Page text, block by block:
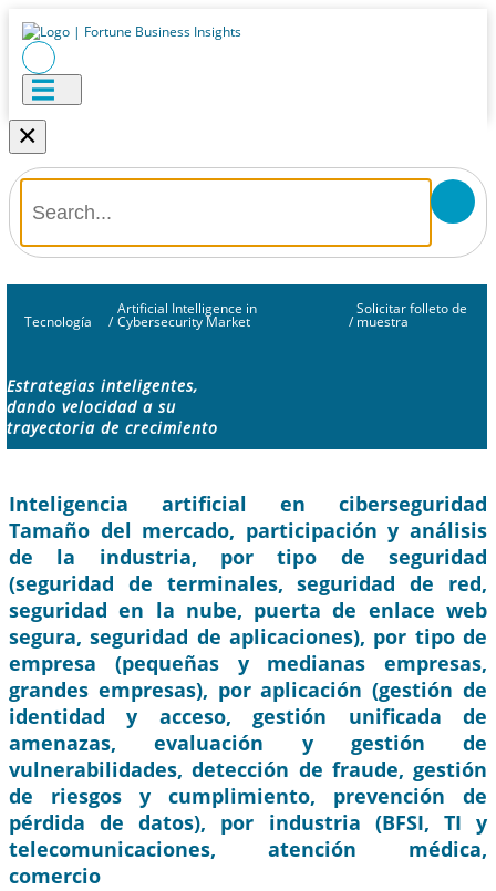
×
Tecnología /
Artificial Intelligence in
Cybersecurity Market /
Solicitar folleto de
muestra
Estrategias inteligentes,
dando velocidad a su
trayectoria de crecimiento
Inteligencia artificial en ciberseguridad
Tamaño del mercado, participación y análisis
de la industria, por tipo de seguridad
(seguridad de terminales, seguridad de red,
seguridad en la nube, puerta de enlace web
segura, seguridad de aplicaciones), por tipo de
empresa (pequeñas y medianas empresas,
grandes empresas), por aplicación (gestión de
identidad y acceso, gestión unificada de
amenazas, evaluación y gestión de
vulnerabilidades, detección de fraude, gestión
de riesgos y cumplimiento, prevención de
pérdida de datos), por industria (BFSI, TI y
telecomunicaciones, atención médica,
comercio